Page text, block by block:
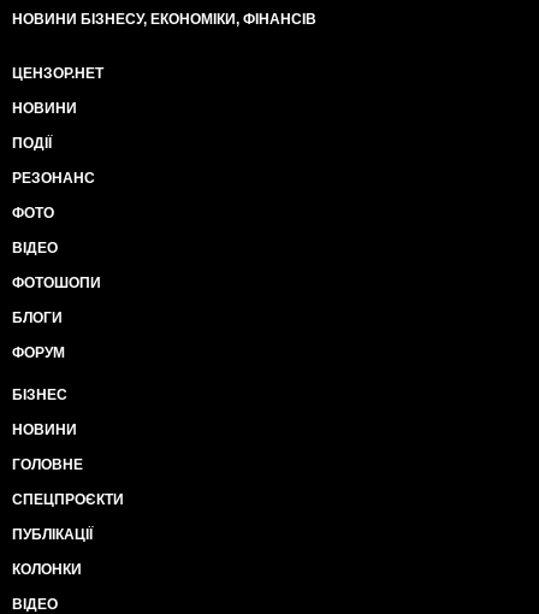
НОВИНИ БІЗНЕСУ, ЕКОНОМІКИ, ФІНАНСІВ
ЦЕНЗОР.НЕТ
НОВИНИ
ПОДІЇ
РЕЗОНАНС
ФОТО
ВІДЕО
ФОТОШОПИ
БЛОГИ
ФОРУМ
БІЗНЕС
НОВИНИ
ГОЛОВНЕ
СПЕЦПРОЄКТИ
ПУБЛІКАЦІЇ
КОЛОНКИ
ВІДЕО